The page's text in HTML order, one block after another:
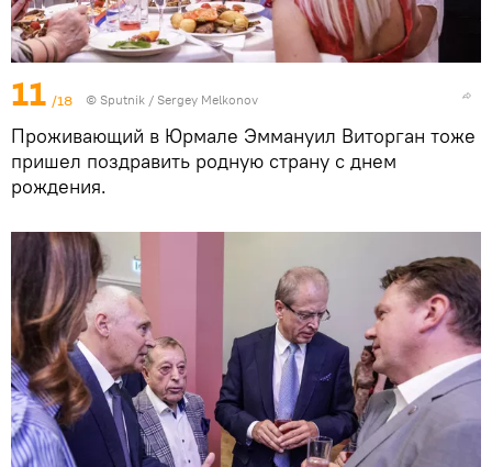
11 /18 © Sputnik / Sergey Melkonov
Проживающий в Юрмале Эммануил Виторган тоже
пришел поздравить родную страну с днем
рождения.